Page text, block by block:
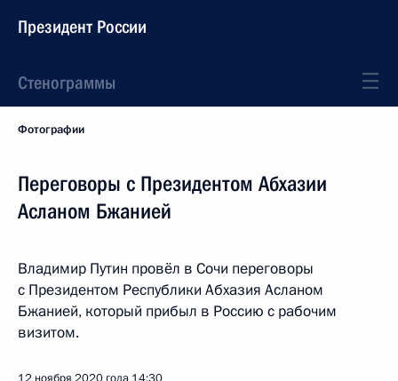
Президент России
Стенограммы
Фотографии
Переговоры с Президентом Абхазии
Асланом Бжанией
Владимир Путин провёл в Сочи переговоры
с Президентом Республики Абхазия Асланом
Бжанией, который прибыл в Россию с рабочим
визитом.